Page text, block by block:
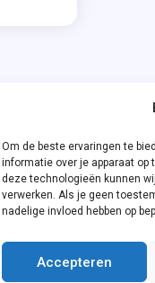
Om de beste ervaringen te
informatie over je apparaat
deze technologieën kunnen
verwerken. Als je geen
nadelige invloed hebben op
Accepteren